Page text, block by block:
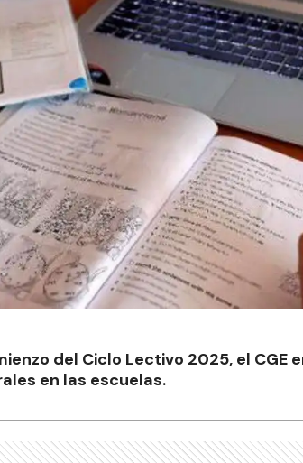
del Ciclo Lectivo 2025, el CGE
en las escuelas.